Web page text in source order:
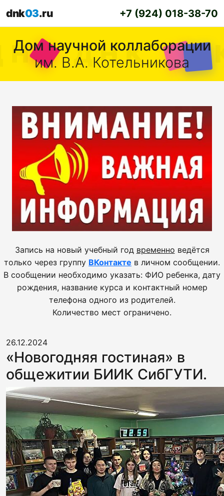
dnk03.ru +7 (924) 018-38-70
Дом научной коллаборации
им. В.А. Котельникова
Запись на новый учебный год временно ведётся
только через группу ВКонтакте в личном сообщении.
В сообщении необходимо указать: ФИО ребенка, дату
рождения, название курса и контактный номер
телефона одного из родителей.
Количество мест ограничено.
26.12.2024
«Новогодняя гостиная» в
общежитии БИИК СибГУТИ.